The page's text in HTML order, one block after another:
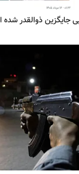
جایگزین ذوالقدر